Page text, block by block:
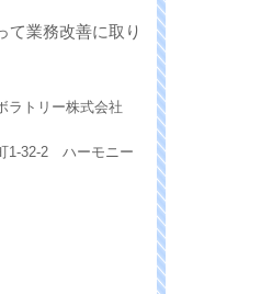
て業務改善に取り
ラトリー株式会社
1-32-2 ハーモニー